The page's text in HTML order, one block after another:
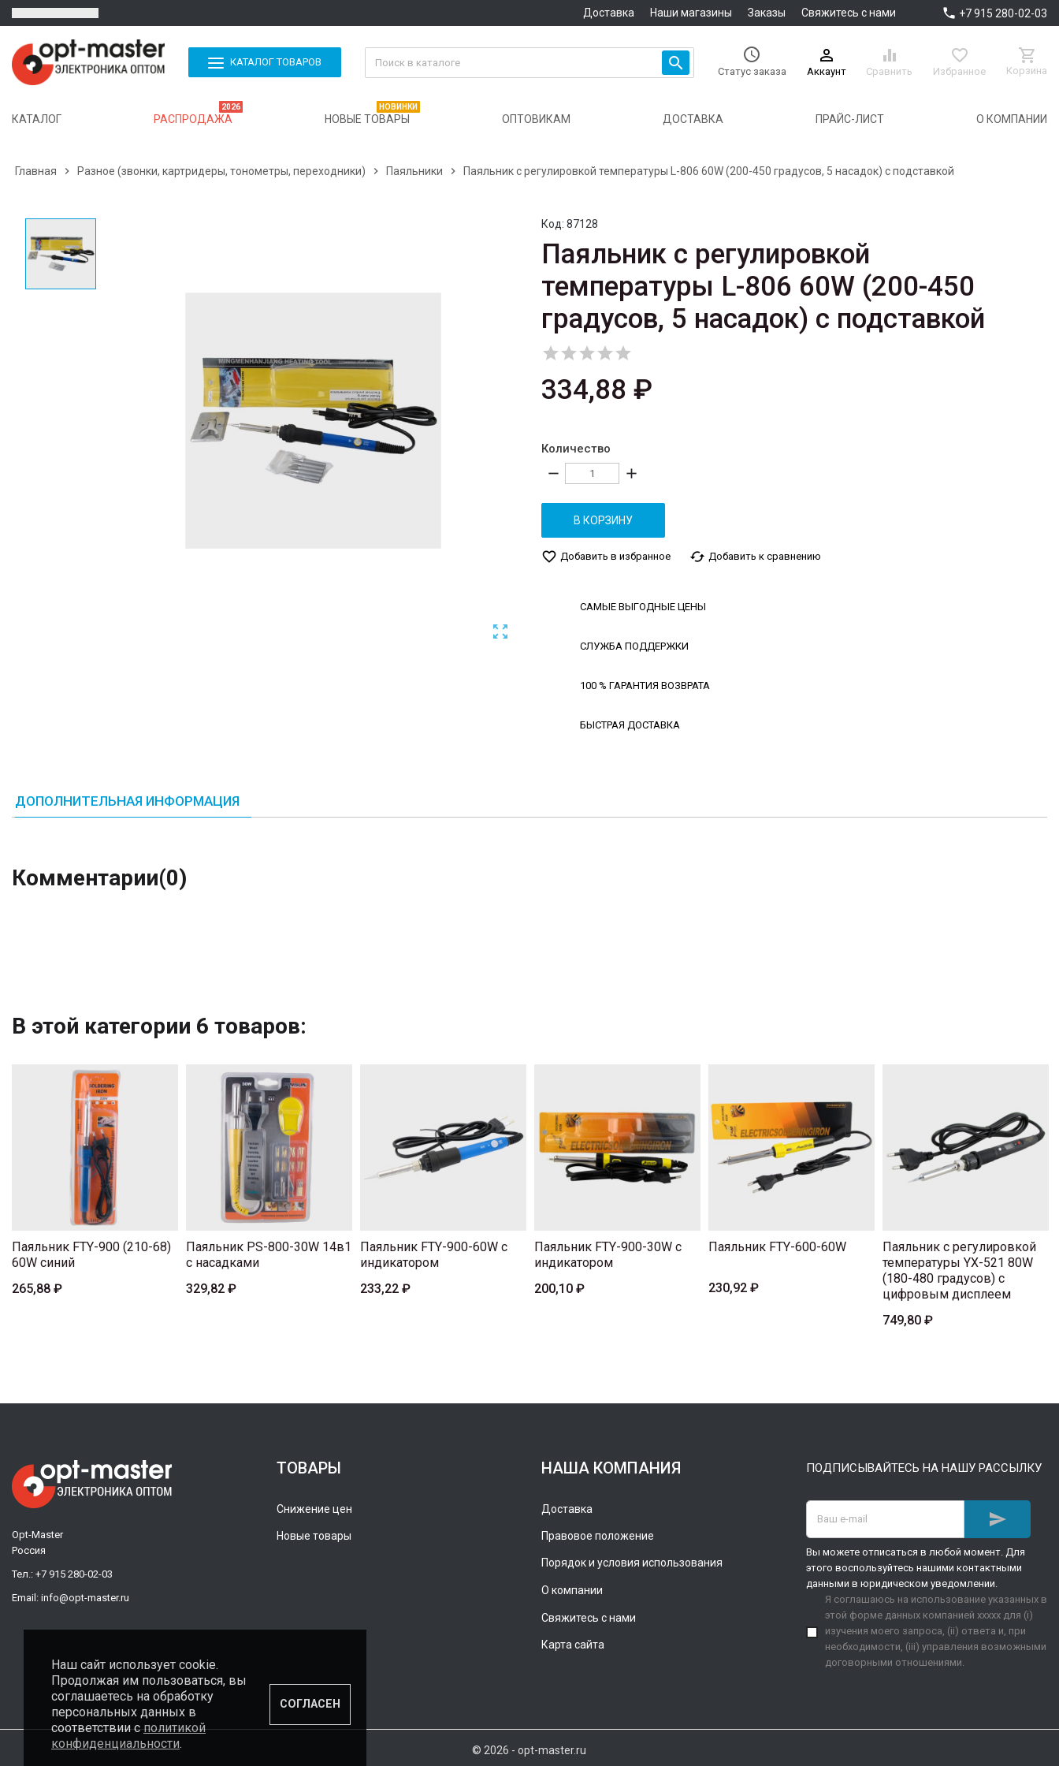
Доставка Наши магазины Заказы Свяжитесь с нами  +7 915 280-02-03
КАТАЛОГ ТОВАРОВ  
Статус заказа

Аккаунт

Сравнить

Избранное

Корзина
КАТАЛОГ РАСПРОДАЖА
2026
НОВЫЕ ТОВАРЫ
НОВИНКИ
ОПТОВИКАМ ДОСТАВКА ПРАЙС-ЛИСТ О КОМПАНИИ
Главная  Разное (звонки, картридеры, тонометры, переходники)  Паяльники  Паяльник с регулировкой температуры L-806 60W (200-450 градусов, 5 насадок) с подставкой

Код: 87128
Паяльник с регулировкой
температуры L-806 60W (200-450
градусов, 5 насадок) с подставкой

334,88 ₽
Количество
remove add
В КОРЗИНУ
favorite_border Добавить в избранное cached Добавить к сравнению
САМЫЕ ВЫГОДНЫЕ ЦЕНЫ
СЛУЖБА ПОДДЕРЖКИ
100 % ГАРАНТИЯ ВОЗВРАТА
БЫСТРАЯ ДОСТАВКА
ДОПОЛНИТЕЛЬНАЯ ИНФОРМАЦИЯ
Комментарии(0)
В этой категории 6 товаров:
Паяльник FTY-900 (210-68)
60W синий
265,88 ₽
Паяльник PS-800-30W 14в1
с насадками
329,82 ₽
Паяльник FTY-900-60W с
индикатором
233,22 ₽
Паяльник FTY-900-30W с
индикатором
200,10 ₽
Паяльник FTY-600-60W
230,92 ₽
Паяльник с регулировкой
температуры YX-521 80W
(180-480 градусов) с
цифровым дисплеем
749,80 ₽
Opt-Master
Россия
Тел.: +7 915 280-02-03
Email: info@opt-master.ru
ТОВАРЫ
Снижение цен
Новые товары
НАША КОМПАНИЯ
Доставка
Правовое положение
Порядок и условия использования
О компании
Свяжитесь с нами
Карта сайта
ПОДПИСЫВАЙТЕСЬ НА НАШУ РАССЫЛКУ

Вы можете отписаться в любой момент. Для
этого воспользуйтесь нашими контактными
данными в юридическом уведомлении.
Я соглашаюсь на использование указанных в
этой форме данных компанией xxxxx для (i)
изучения моего запроса, (ii) ответа и, при
необходимости, (iii) управления возможными
договорными отношениями.
© 2026 - opt-master.ru
Наш сайт использует cookie.
Продолжая им пользоваться, вы
соглашаетесь на обработку
персональных данных в
соответствии сполитикой
конфиденциальности.
СОГЛАСЕН